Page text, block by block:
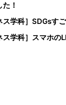
！
ス学科］SDGsす
ス学科］スマホ